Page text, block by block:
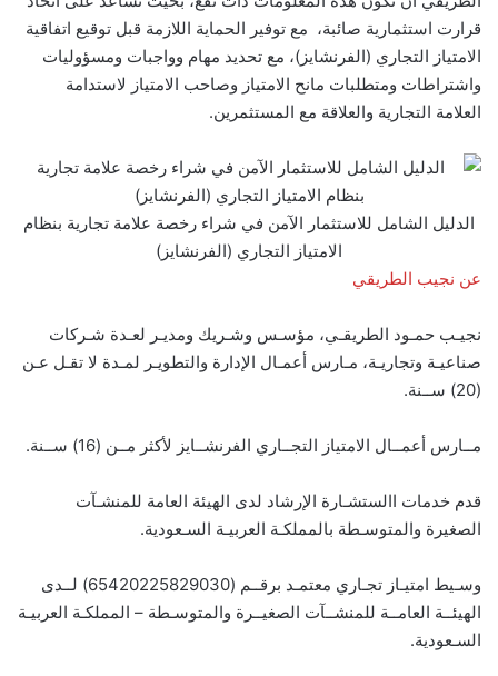
قرارت استثمارية صائبة، مع توفير الحماية اللازمة قبل توقيع اتفاقية
الامتياز التجاري (الفرنشايز)، مع تحديد مهام وواجبات ومسؤوليات
واشتراطات ومتطلبات مانح الامتياز وصاحب الامتياز لاستدامة
العلامة التجارية والعلاقة مع المستثمرين.
الدليل الشامل للاستثمار الآمن في شراء رخصة علامة تجارية بنظام
الامتياز التجاري (الفرنشايز)
عن نجيب الطريقي
نجيـب حمـود الطريقـي، مؤسـس وشـريك ومديـر لعـدة شـركات
صناعيـة وتجاريـة، مـارس أعمـال الإدارة والتطويـر لمـدة لا تقـل عـن
(20) ســنة.
مــارس أعمــال الامتياز التجــاري الفرنشــايز لأكثر مــن (16) ســنة.
قدم خدمات االستشـارة الإرشاد لدى الهيئة العامة للمنشـآت
الصغيرة والمتوسـطة بالمملكـة العربيـة السـعودية.
وسـيط امتيـاز تجـاري معتمـد برقــم (65420225829030) لــدى
الهيئــة العامــة للمنشــآت الصغيــرة والمتوسـطة – المملكـة العربيـة
السـعودية.